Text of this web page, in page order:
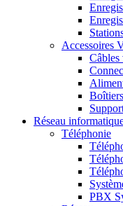
Accessoires
Câbles
Réseau
Téléphonie
PBX